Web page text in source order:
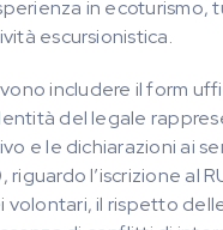
in ecoturismo,
escursionistica.
includere il form
del legale
e le dichiarazioni ai
riguardo l’iscrizione al
il rispetto